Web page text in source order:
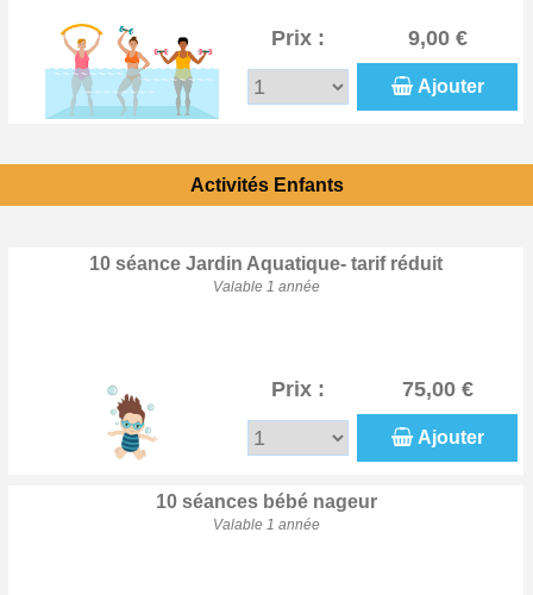
Prix : 9,00 €
Ajouter
Activités Enfants
10 séance Jardin Aquatique- tarif réduit
Valable 1 année
Prix : 75,00 €
Ajouter
10 séances bébé nageur
Valable 1 année